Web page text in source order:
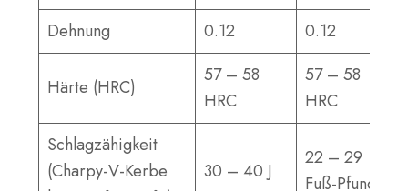
Dehnung
0.12 0.12
Härte (HRC)
57 – 58
HRC
57 – 58
HRC
Schlagzähigkeit
(Charpy-V-Kerbe
30 – 40 J
22 – 29
Fuß-Pfund